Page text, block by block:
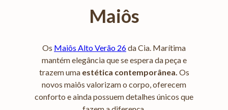
Maiôs
Os Maiôs Alto Verão 26da Cia. Marítima
mantém elegância que se espera da peça e
trazem uma estética contemporânea. Os
novos maiôs valorizam o corpo, oferecem
conforto e ainda possuem detalhes únicos que